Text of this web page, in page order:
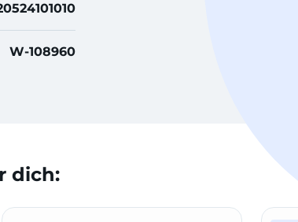
W-108960
dich: